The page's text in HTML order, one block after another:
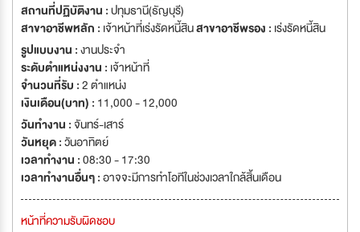
สถานที่ปฏิบัติงาน :ปทุมธานี(ธัญบุรี)
สาขาอาชีพหลัก : เจ้าหน้าที่เร่งรัดหนี้สินสาขาอาชีพรอง : เร่งรัดหนี้สิน
รูปแบบงาน :งานประจำ
ระดับตำแหน่งงาน : เจ้าหน้าที่
จำนวนที่รับ :2 ตำแหน่ง
เงินเดือน(บาท) : 11,000 - 12,000
วันทำงาน :จันทร์-เสาร์
วันหยุด :วันอาทิตย์
เวลาทำงาน :08:30 - 17:30
เวลาทำงานอื่นๆ :อาจจะมีการทำโอทีในช่วงเวลาใกล้สิ้นเดือน
หน้าที่ความรับผิดชอบ